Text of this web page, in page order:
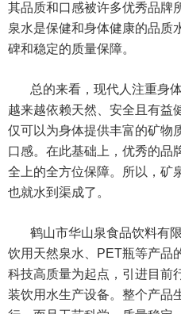
其品质和口感被许多优秀品牌
泉水是保健和身体健康的品质
碑和稳定的质量保障。
总的来看，现代人注重身
越来越依赖天然、安全且有益
仅可以为身体提供丰富的矿物
口感。在此基础上，优秀的品
全上的全方位保障。所以，矿
也就水到渠成了。
鹤山市华山泉食品饮料有
饮用天然泉水、PET瓶等产品
科技高质量为起点，引进目前
装饮用水生产设备。整个产品